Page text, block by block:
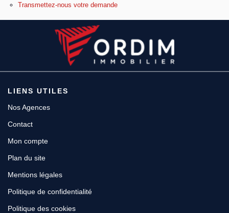
Transmettez-nous votre demande
LIENS UTILES
Nos Agences
Contact
Mon compte
Plan du site
Mentions légales
Politique de confidentialité
Politique des cookies